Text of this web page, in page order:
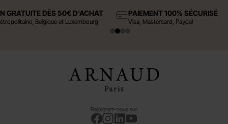
GRATUITE DÈS 50€ D'ACHAT
Belgique et Luxembourg
PAIEMENT 100% SÉCURISÉ
Visa, Mastercard, Paypal
Rejoignez-nous sur